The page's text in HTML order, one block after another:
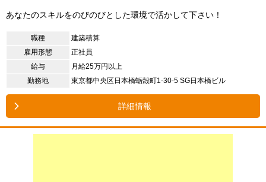
あなたのスキルをのびのびとした環境で活かして下さい！
職種
建築積算
雇用形態
正社員
給与
月給25万円以上
勤務地
東京都中央区日本橋蛎殻町1-30-5 SG日本橋ビル
詳細情報